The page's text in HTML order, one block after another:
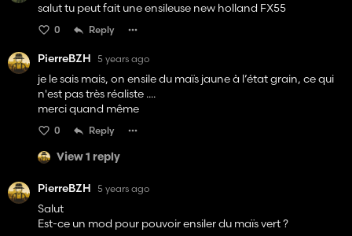
salut tu peut fait une ensileuse new holland FX55
0 Reply
PierreBZH 5 years ago
je le sais mais, on ensile du maïs jaune à l’état grain, ce qui
n'est pas très réaliste ....
merci quand même
0 Reply
View 1 reply
PierreBZH 5 years ago
Salut
Est-ce un mod pour pouvoir ensiler du maïs vert ?